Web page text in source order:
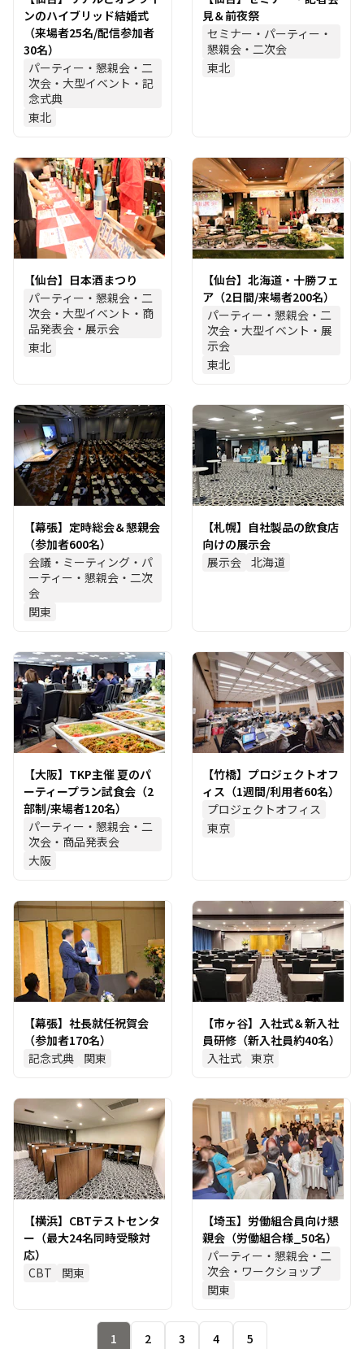
ンのハイブリッド結婚式
（来場者25名/配信参加者
30名）
パーティー・懇親会・二
次会・大型イベント・記
念式典
東北
見＆前夜祭
セミナー・パーティー・
懇親会・二次会
東北
【仙台】日本酒まつり
パーティー・懇親会・二
次会・大型イベント・商
品発表会・展示会
東北
【仙台】北海道・十勝フェ
ア（2日間/来場者200名）
パーティー・懇親会・二
次会・大型イベント・展
示会
東北
【幕張】定時総会＆懇親会
（参加者600名）
会議・ミーティング・パ
ーティー・懇親会・二次
会
関東
【札幌】自社製品の飲食店
向けの展示会
展示会 北海道
【大阪】TKP主催 夏のパ
ーティープラン試食会（2
部制/来場者120名）
パーティー・懇親会・二
次会・商品発表会
大阪
【竹橋】プロジェクトオフ
ィス（1週間/利用者60名）
プロジェクトオフィス
東京
【幕張】社長就任祝賀会
（参加者170名）
記念式典
関東
【市ヶ谷】入社式＆新入社
員研修（新入社員約40名）
入社式 東京
【横浜】CBTテストセンタ
ー（最大24名同時受験対
応）
CBT
関東
【埼玉】労働組合員向け懇
親会（労働組合様_50名）
パーティー・懇親会・二
次会・ワークショップ
関東
1 2 3 4 5